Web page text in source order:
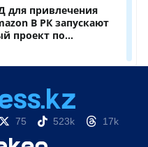
75 523k 17k